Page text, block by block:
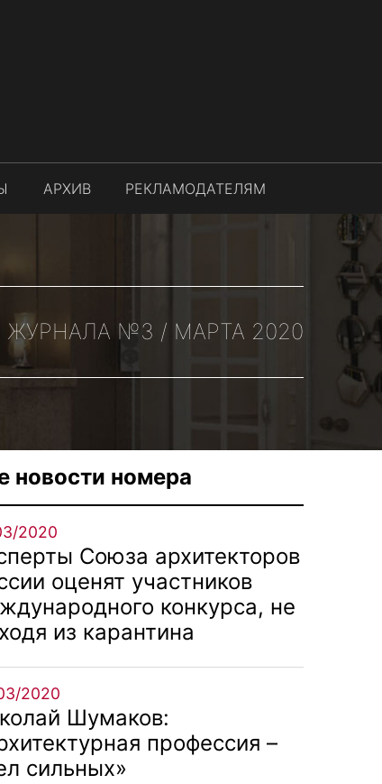
АРХИВ РЕКЛАМОДАТЕЛЯМ
№3 / МАРТА 2020
новости номера
2020
Союза архитекторов
оценят участников
конкурса, не
из карантина
2020
Шумаков:
профессия –
сильных»